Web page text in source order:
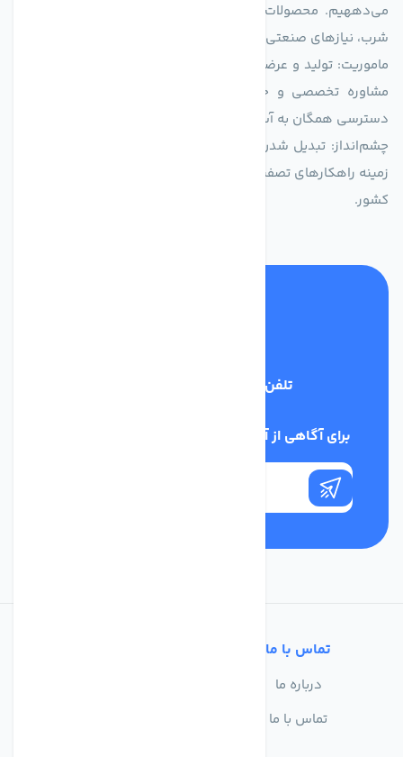
می‌دههیم. محصولات ما برای مصارف متنوعی از جمله تأمین آب
شرب، نیازهای صنعتی و کشاورزی طراحی و بهینه‌سازی شده‌اند.
ماموریت: تولید و عرضه محصولاتی با بالاترین استاندارد کیفی، ارائه
مشاوره تخصصی و خدمات پس از فروش مطمئن برای تضمین
دسترسی همگان به آب پاک و سالم.
چشم‌انداز: تبدیل شدن به انتخاب اول صنایع و مصرف‌کنندگان در
زمینه راهکارهای تصفیه آب و ایفای نقشی کلیدی در حفظ منابع آبی
کشور.
تلفن پشتیبانی
برای آگاهی از آخرین اخبار در خبرنامه ما عضو شوید
تماس با ما
درباره ما
تماس با ما